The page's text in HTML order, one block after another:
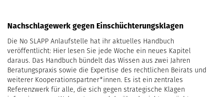
Nachschlagewerk gegen Einschüchterungsklagen
Die No SLAPP Anlaufstelle hat ihr aktuelles Handbuch
veröffentlicht: Hier lesen Sie jede Woche ein neues Kapitel
daraus. Das Handbuch bündelt das Wissen aus zwei Jahren
Beratungspraxis sowie die Expertise des rechtlichen Beirats und
weiterer Kooperationspartner*innen. Es ist ein zentrales
Referenzwerk für alle, die sich gegen strategische Klagen